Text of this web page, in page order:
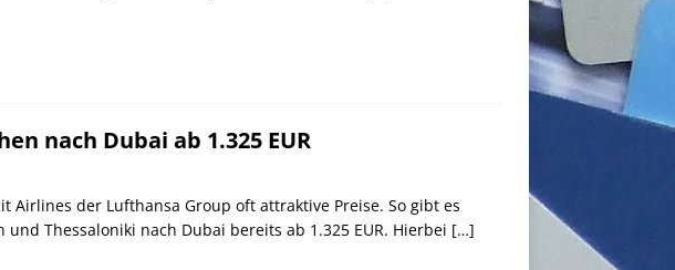
nach Dubai ab 1.325 EUR
der Lufthansa Group oft attraktive Preise. So gibt es
Thessaloniki nach Dubai bereits ab 1.325 EUR. Hierbei […]